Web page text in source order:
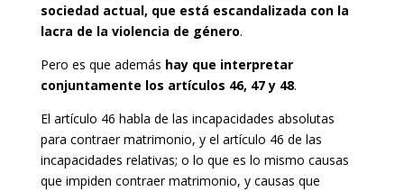
sociedad actual, que está escandalizada con la
lacra de la violencia de género.
Pero es que además hay que interpretar
conjuntamente los artículos 46, 47 y 48.
El artículo 46 habla de las incapacidades absolutas
para contraer matrimonio, y el artículo 46 de las
incapacidades relativas; o lo que es lo mismo causas
que impiden contraer matrimonio, y causas que